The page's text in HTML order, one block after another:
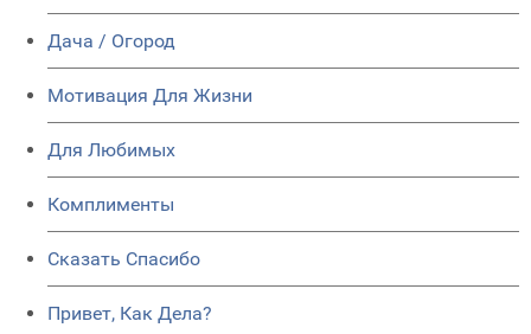
Дача / Огород
Мотивация Для Жизни
Для Любимых
Комплименты
Сказать Спасибо
Привет, Как Дела?